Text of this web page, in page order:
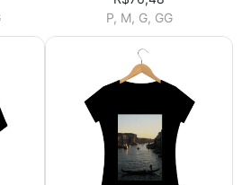
P, M, G, GG